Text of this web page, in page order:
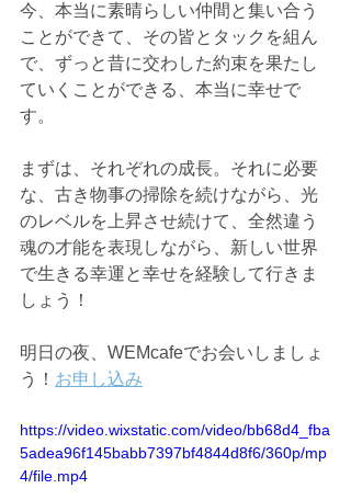
今、本当に素晴らしい仲間と集い合う
ことができて、その皆とタックを組ん
で、ずっと昔に交わした約束を果たし
ていくことができる、本当に幸せで
す。
まずは、それぞれの成長。それに必要
な、古き物事の掃除を続けながら、光
のレベルを上昇させ続けて、全然違う
魂の才能を表現しながら、新しい世界
で生きる幸運と幸せを経験して行きま
しょう！
明日の夜、WEMcafeでお会いしましょ
う！ お申し込み
https://video.wixstatic.com/video/bb68d4_fba
5adea96f145babb7397bf4844d8f6/360p/mp
4/file.mp4